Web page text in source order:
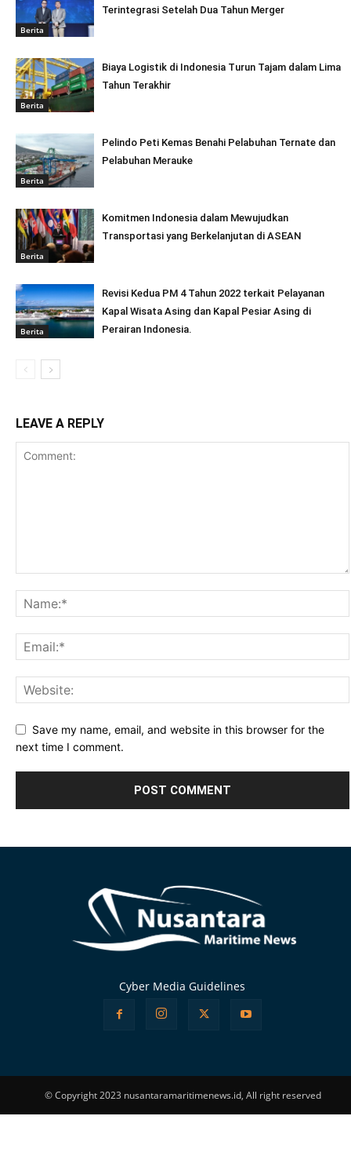
Berita
Terintegrasi Setelah Dua Tahun Merger
Berita
Biaya Logistik di Indonesia Turun Tajam dalam Lima
Tahun Terakhir
Berita
Pelindo Peti Kemas Benahi Pelabuhan Ternate dan
Pelabuhan Merauke
Berita
Komitmen Indonesia dalam Mewujudkan
Transportasi yang Berkelanjutan di ASEAN
Berita
Revisi Kedua PM 4 Tahun 2022 terkait Pelayanan
Kapal Wisata Asing dan Kapal Pesiar Asing di
Perairan Indonesia.
LEAVE A REPLY
Save my name, email, and website in this browser for the
next time I comment.
Cyber Media Guidelines
© Copyright 2023 nusantaramaritimenews.id, All right reserved